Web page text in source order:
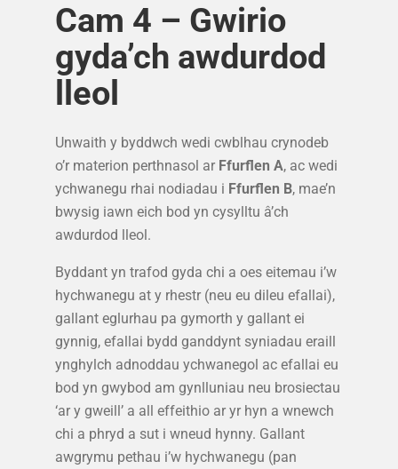
Cam 4 – Gwirio
gyda’ch awdurdod
lleol
Unwaith y byddwch wedi cwblhau crynodeb
o’r materion perthnasol ar Ffurflen A, ac wedi
ychwanegu rhai nodiadau i Ffurflen B, mae’n
bwysig iawn eich bod yn cysylltu â’ch
awdurdod lleol.
Byddant yn trafod gyda chi a oes eitemau i’w
hychwanegu at y rhestr (neu eu dileu efallai),
gallant eglurhau pa gymorth y gallant ei
gynnig, efallai bydd ganddynt syniadau eraill
ynghylch adnoddau ychwanegol ac efallai eu
bod yn gwybod am gynlluniau neu brosiectau
‘ar y gweill’ a all effeithio ar yr hyn a wnewch
chi a phryd a sut i wneud hynny. Gallant
awgrymu pethau i’w hychwanegu (pan